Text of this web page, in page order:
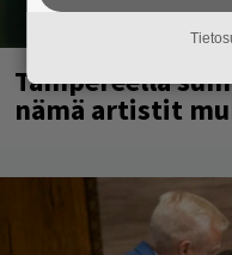
Tampereella
nämä artistit